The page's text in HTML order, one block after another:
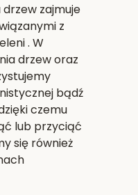
drzew zajmuje
z
. W
drzew oraz
bądź
czemu
lub przyciąć
się również